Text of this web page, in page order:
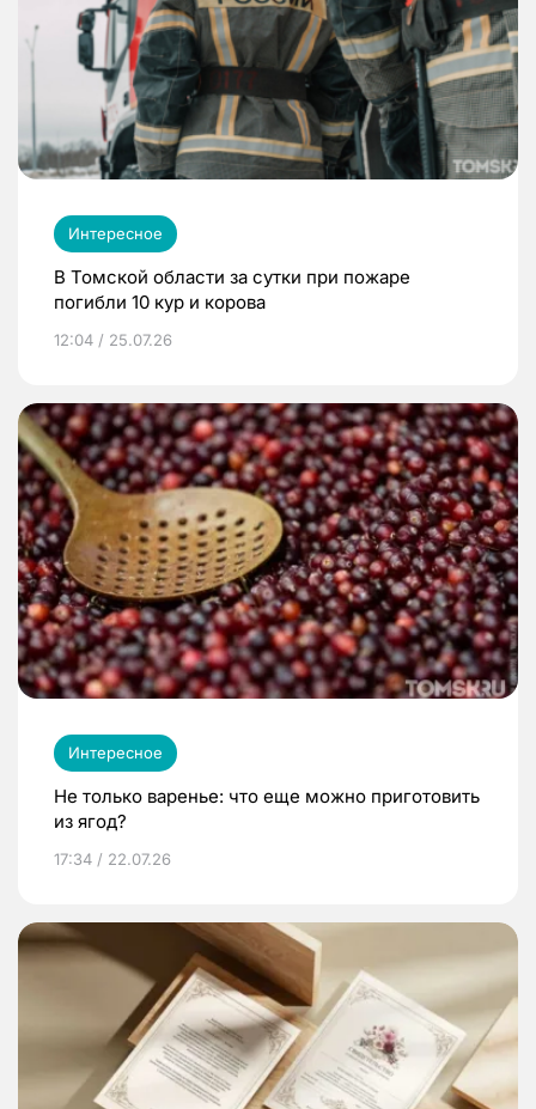
Интересное
В Томской области за сутки при пожаре
погибли 10 кур и корова
12:04 / 25.07.26
Интересное
Не только варенье: что еще можно приготовить
из ягод?
17:34 / 22.07.26